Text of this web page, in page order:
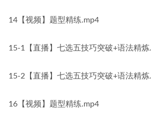
14【视频】题型精练.mp4
15-1【直播】七选五技巧突破+语法精炼
15-2【直播】七选五技巧突破+语法精炼
16【视频】题型精练.mp4